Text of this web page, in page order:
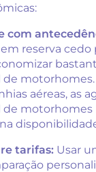
com
reserva cedo
de motorhomes.
aéreas, as
de motorhomes
tarifas: Usar